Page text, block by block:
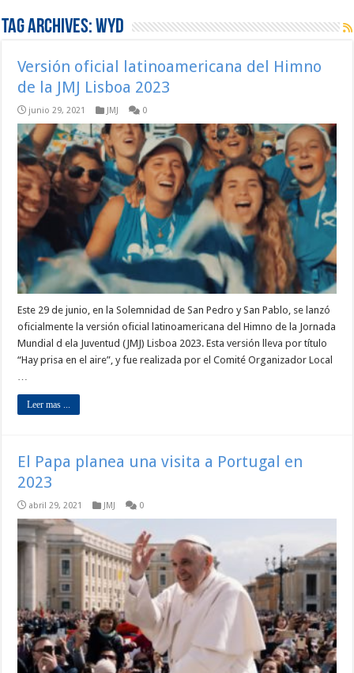
Tag Archives:WYD
Versión oficial latinoamericana del Himno
de la JMJ Lisboa 2023
junio 29, 2021 JMJ 0
Este 29 de junio, en la Solemnidad de San Pedro y San Pablo, se lanzó
oficialmente la versión oficial latinoamericana del Himno de la Jornada
Mundial d ela Juventud (JMJ) Lisboa 2023. Esta versión lleva por título
“Hay prisa en el aire”, y fue realizada por el Comité Organizador Local
Leer mas ...
El Papa planea una visita a Portugal en
2023
abril 29, 2021 JMJ 0